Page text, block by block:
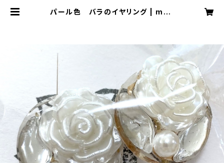
パール色 バラのイヤリング | meg